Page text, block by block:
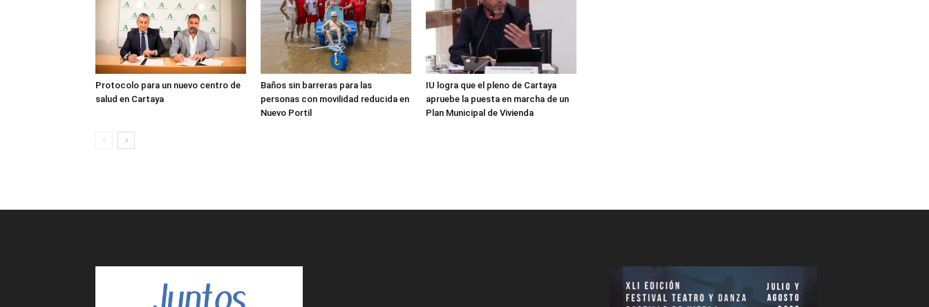
Protocolo para un nuevo centro de
salud en Cartaya
Baños sin barreras para las
personas con movilidad reducida en
Nuevo Portil
IU logra que el pleno de Cartaya
apruebe la puesta en marcha de un
Plan Municipal de Vivienda